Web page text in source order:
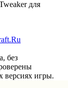
для
без
версиях игры.